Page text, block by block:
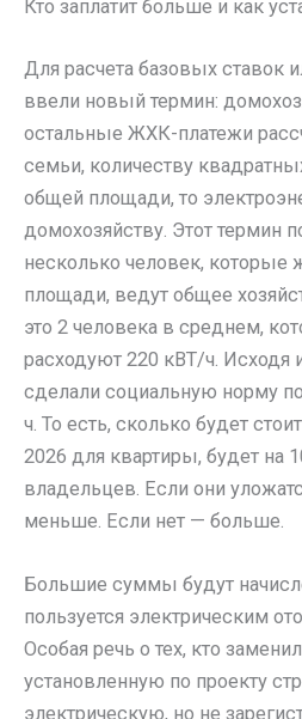
Кто заплатит больше и как
Для расчета базовых ставок
ввели новый термин:
остальные ЖХК-платежи
семьи, количеству
общей площади, то
домохозяйству. Этот термин
несколько человек, которые
площади, ведут общее
это 2 человека в среднем,
расходуют 220 кВТ/ч. Исходя
сделали социальную норму
ч. То есть, сколько будет
2026 для квартиры, будет на
владельцев. Если они
меньше. Если нет — больше.
Большие суммы будут
пользуется электрическим
Особая речь о тех, кто
установленную по проекту
электрическую, но не